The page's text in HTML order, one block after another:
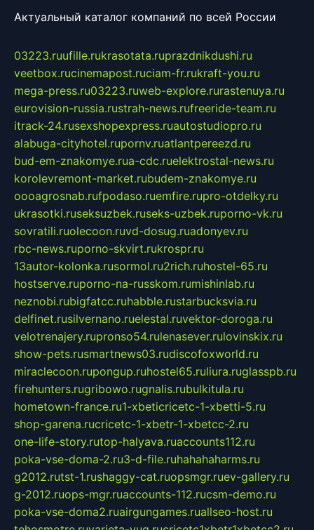
Актуальный каталог компаний по всей России
03223.ruufille.rukrasotata.ruprazdnikdushi.ru
veetbox.rucinemapost.ruciam-fr.rukraft-you.ru
mega-press.ru03223.ruweb-explore.rurastenuya.ru
eurovision-russia.rustrah-news.rufreeride-team.ru
itrack-24.rusexshopexpress.ruautostudiopro.ru
alabuga-cityhotel.rupornv.ruatlantpereezd.ru
bud-em-znakomye.rua-cdc.ruelektrostal-news.ru
korolevremont-market.rubudem-znakomye.ru
oooagrosnab.rufpodaso.ruemfire.rupro-otdelky.ru
ukrasotki.ruseksuzbek.ruseks-uzbek.ruporno-vk.ru
sovratili.ruolecoon.ruvd-dosug.ruadonyev.ru
rbc-news.ruporno-skvirt.rukrospr.ru
13autor-kolonka.rusormol.ru2rich.ruhostel-65.ru
hostserve.ruporno-na-russkom.rumishinlab.ru
neznobi.rubigfatcc.ruhabble.rustarbucksvia.ru
delfinet.rusilvernano.ruelestal.ruvektor-doroga.ru
velotrenajery.rupronso54.rulenasever.rulovinskix.ru
show-pets.rusmartnews03.rudiscofoxworld.ru
miraclecoon.rupongup.ruhostel65.ruliura.ruglasspb.ru
firehunters.rugribowo.rugnalis.rubulkitula.ru
hometown-france.ru1-xbeticricetc-1-xbetti-5.ru
shop-garena.rucricetc-1-xbetr-1-xbetcc-2.ru
one-life-story.rutop-halyava.ruaccounts112.ru
poka-vse-doma-2.ru3-d-file.ruhahahaharms.ru
g2012.rutst-1.rushaggy-cat.ruopsmgr.ruev-gallery.ru
g-2012.ruops-mgr.ruaccounts-112.rucsm-demo.ru
poka-vse-doma2.ruairgungames.ruallseo-host.ru